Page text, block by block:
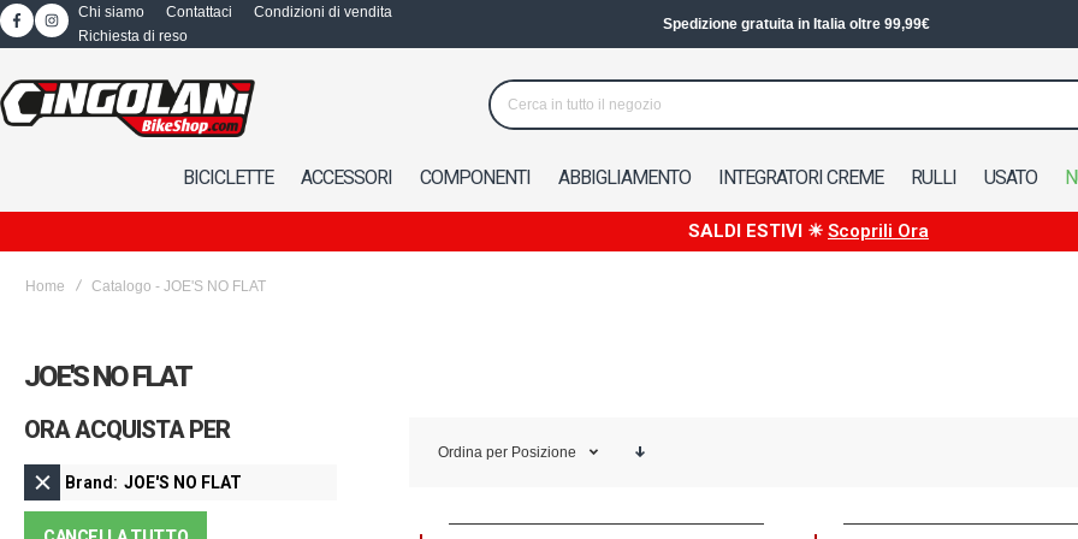
Chi siamo Contattaci
Condizioni di vendita
Richiesta di reso
Spedizione gratuita in Italia oltre 99,99€
BICICLETTE ACCESSORI COMPONENTI ABBIGLIAMENTO INTEGRATORI CREME RULLI USATO
SALDI ESTIVI ☀ Scoprili Ora
Home Catalogo - JOE'S NO FLAT
JOE'S NO FLAT
Ordina per Posizione
ORA ACQUISTA PER
Brand JOE'S NO FLAT